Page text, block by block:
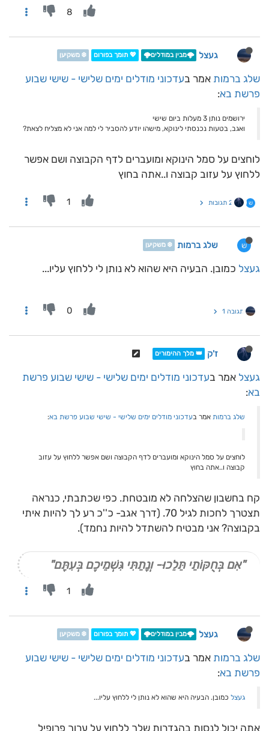
8
געצל 🌩️מבין במודלים🌩️ 💖 תומך בפורום ❄️ משקיען
שלג ברמות אמר בעדכוני מודלים ימים שלישי - שישי שבוע
פרשת בא:
ירושמים נותן 3 מעלות ביום שישי
ואגב, בטעות נכנסתי לינוקא, מישהו יודע להסביר לי למה אני לא מצליח לצאת?
לוחצים על סמל הינוקא ומועברים לדף הקבוצה ושם אפשר
ללחוץ על עזוב קבוצה ו..אתה בחוץ
ש 2 תגובות 1
ש שלג ברמות ❄️ משקיען
געצל כמובן. הבעיה היא שהוא לא נותן לי ללחוץ עליו...
תגובה 1 0
ז'ק 👑 מלך ההימורים
געצל אמר בעדכוני מודלים ימים שלישי - שישי שבוע פרשת
בא:
שלג ברמות אמר בעדכוני מודלים ימים שלישי - שישי שבוע פרשת בא:
לוחצים על סמל הינוקא ומועברים לדף הקבוצה ושם אפשר ללחוץ על עזוב
קבוצה ו..אתה בחוץ
קח בחשבון שהצלחה לא מובטחת. כפי שכתבתי, כנראה
תצטרך לחכות לגיל 70. (דרך אגב- כ''כ רע לך להיות איתי
בקבוצה? אני מבטיח להשתדל להיות נחמד).
"אִם בְּחֻקּוֹתַי תֵּלֵכוּ- וְנָתַתִּי גִּשְׁמֵיכֶם בְּעִתָּם"
1
געצל 🌩️מבין במודלים🌩️ 💖 תומך בפורום ❄️ משקיען
שלג ברמות אמר בעדכוני מודלים ימים שלישי - שישי שבוע
פרשת בא:
געצל כמובן. הבעיה היא שהוא לא נותן לי ללחוץ עליו...
אתה יכול לנסות בהגדרות שלך ללחוץ על ערוך פרופיל